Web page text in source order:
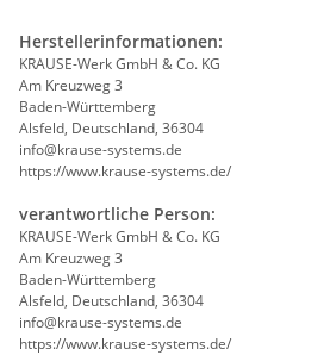
Herstellerinformationen:
KRAUSE-Werk GmbH & Co. KG
Am Kreuzweg 3
Baden-Württemberg
Alsfeld, Deutschland, 36304
info@krause-systems.de
https://www.krause-systems.de/
verantwortliche Person:
KRAUSE-Werk GmbH & Co. KG
Am Kreuzweg 3
Baden-Württemberg
Alsfeld, Deutschland, 36304
info@krause-systems.de
https://www.krause-systems.de/